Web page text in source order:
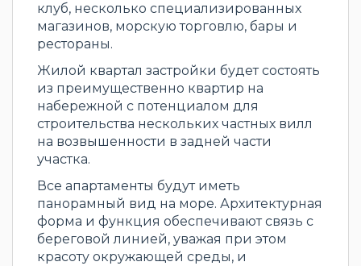
клуб, несколько специализированных
магазинов, морскую торговлю, бары и
рестораны.
Жилой квартал застройки будет состоять
из преимущественно квартир на
набережной с потенциалом для
строительства нескольких частных вилл
на возвышенности в задней части
участка.
Все апартаменты будут иметь
панорамный вид на море. Архитектурная
форма и функция обеспечивают связь с
береговой линией, уважая при этом
красоту окружающей среды, и